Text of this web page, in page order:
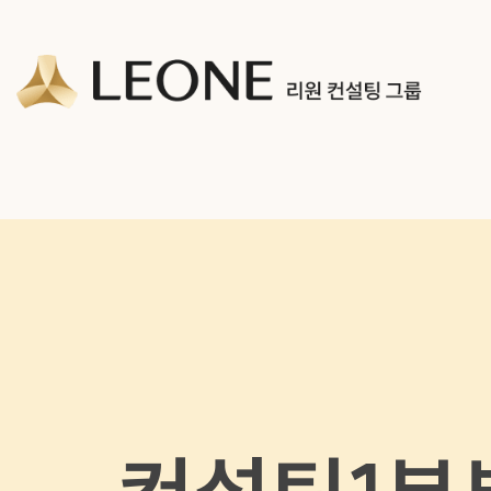
CI 소개
리원 이야기
지원하기